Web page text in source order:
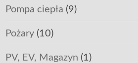
Pompa ciepła (9)
Pożary(10)
PV, EV, Magazyn (1)